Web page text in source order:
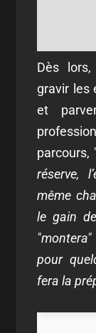
Dès
gravir les
et
parcours,
réserve,
même
le gain
pour
fera la